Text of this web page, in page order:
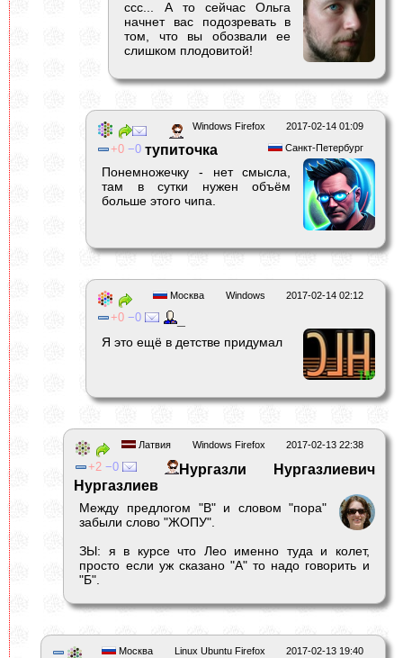
ссс... А то сейчас Ольга
начнет вас подозревать в
том, что вы обозвали ее
слишком плодовитой!
2017-02-14 01:09
Windows Firefox
Санкт-Петербург
0 0 тупиточка
Понемножечку - нет смысла,
там в сутки нужен объём
больше этого чипа.
2017-02-14 02:12
Windows
Москва
0 0 _
Я это ещё в детстве придумал
2017-02-13 22:38
Windows Firefox
Латвия
2 0
Нургазли Нургазлиевич
Нургазлиев
Между предлогом "В" и словом "пора"
забыли слово "ЖОПУ".
ЗЫ: я в курсе что Лео именно туда и колет,
просто если уж сказано "А" то надо говорить и
"Б".
2017-02-13 19:40
Linux Ubuntu Firefox
Москва